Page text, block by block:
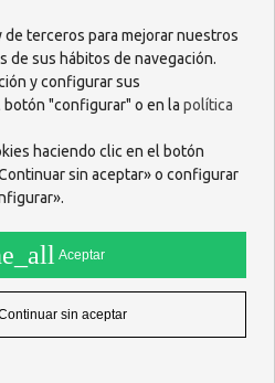
son flexibles, elásticas y
perfecta adaptación a la piel. Son
ideales incluso para las pieles
terceros para mejorar nuestros
de sus hábitos de navegación.
y configurar sus
"configurar" o en la política
haciendo clic en el botón
sin aceptar» o configurar
Aceptar
sin aceptar